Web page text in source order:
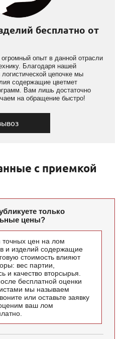
бесплатно от
опыт в данной отрасли
Благодаря нашей
цепочке мы
содержащие цветмет
Вам лишь достаточно
на обращение быстро!
с приемкой
только
цены?
цен на лом
и изделий содержащие
стоимость влияют
вес партии,
и качество вторсырья.
бесплатной оценки
мы называем
или оставьте заявку
ваш лом